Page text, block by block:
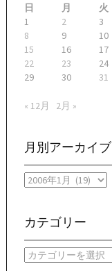
日
月 火
1
2 3
8
9 10
15
16 17
22
23 24
29
30 31
« 12月 2月 »
月別アーカイブ
月
ー
イ
ブ
カテゴリー
カ